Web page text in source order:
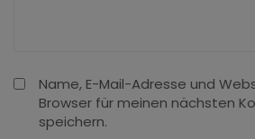
Name, E-Mail-Adresse und
Browser für meinen nächsten
speichern.